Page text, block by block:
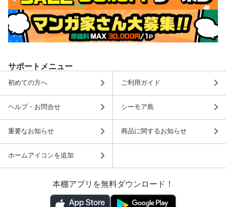
サポートメニュー
初めての方へ ご利用ガイド
ヘルプ・お問合せ シーモア島
重要なお知らせ 商品に関するお知らせ
ホームアイコンを追加
本棚アプリを無料ダウンロード！